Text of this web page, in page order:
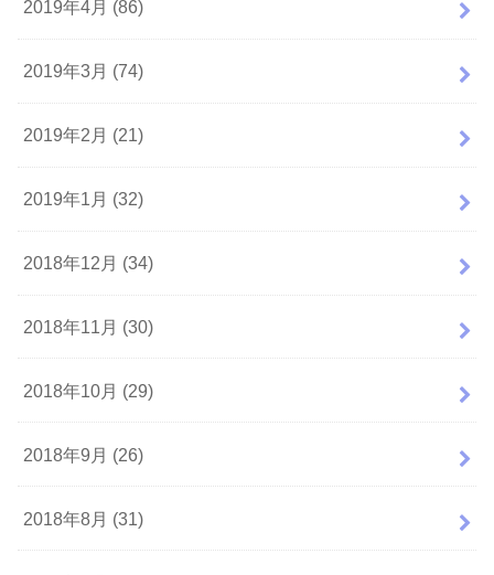
2019年4月 (86)
2019年3月 (74)
2019年2月 (21)
2019年1月 (32)
2018年12月 (34)
2018年11月 (30)
2018年10月 (29)
2018年9月 (26)
2018年8月 (31)